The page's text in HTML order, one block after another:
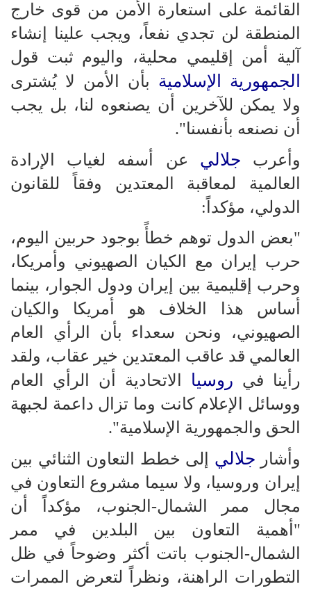
القائمة على استعارة الأمن من قوى خارج
المنطقة لن تجدي نفعاً، ويجب علينا إنشاء
آلية أمن إقليمي محلية، واليوم ثبت قول
الجمهورية الإسلامية بأن الأمن لا يُشترى
ولا يمكن للآخرين أن يصنعوه لنا، بل يجب
أن نصنعه بأنفسنا".
وأعرب جلالي عن أسفه لغياب الإرادة
العالمية لمعاقبة المعتدين وفقاً للقانون
الدولي، مؤكداً:
"بعض الدول توهم خطأً بوجود حربين اليوم،
حرب إيران مع الكيان الصهيوني وأمريكا،
وحرب إقليمية بين إيران ودول الجوار، بينما
أساس هذا الخلاف هو أمريكا والكيان
الصهيوني، ونحن سعداء بأن الرأي العام
العالمي قد عاقب المعتدين خير عقاب، ولقد
رأينا في روسيا الاتحادية أن الرأي العام
ووسائل الإعلام كانت وما تزال داعمة لجبهة
الحق والجمهورية الإسلامية".
وأشار جلالي إلى خطط التعاون الثنائي بين
إيران وروسيا، ولا سيما مشروع التعاون في
مجال ممر الشمال-الجنوب، مؤكداً أن
"أهمية التعاون بين البلدين في ممر
الشمال-الجنوب باتت أكثر وضوحاً في ظل
التطورات الراهنة، ونظراً لتعرض الممرات